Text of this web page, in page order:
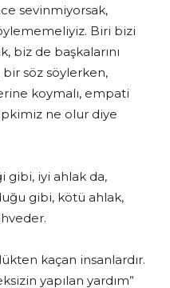
sevinmiyorsak,
Biri bizi
biz de başkalarını
söz söylerken,
koymalı, empati
ne olur diye
iyi ahlak da,
gibi, kötü ahlak,
kaçan insanlardır.
yapılan yardım”